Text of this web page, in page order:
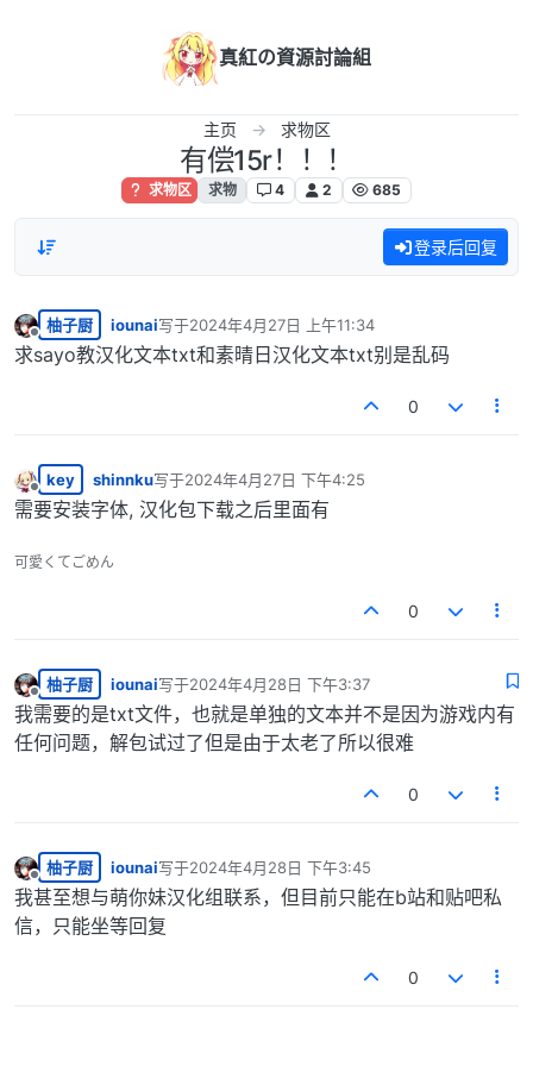
真紅の資源討論組
主页 求物区
有偿15r！！！
求物区 求物 4 2 685
登录后回复
离线
柚子厨 iounai写于2024年4月27日 上午11:34
最后由 编辑
求sayo教汉化文本txt和素晴日汉化文本txt别是乱码
0
离线
key shinnku写于2024年4月27日 下午4:25
最后由 编辑
需要安装字体, 汉化包下载之后里面有
可愛くてごめん
0
离线
柚子厨 iounai写于2024年4月28日 下午3:37
最后由 编辑
我需要的是txt文件，也就是单独的文本并不是因为游戏内有
任何问题，解包试过了但是由于太老了所以很难
0
离线
柚子厨 iounai写于2024年4月28日 下午3:45
最后由 编辑
我甚至想与萌你妹汉化组联系，但目前只能在b站和贴吧私
信，只能坐等回复
0